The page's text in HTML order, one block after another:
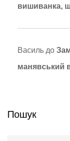
вишиванка,
Васильдо
манявський
Пошук